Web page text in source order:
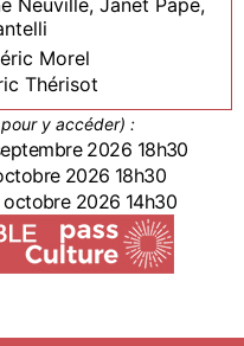
Neuville, Janet Pape,
Morel
Thérisot
y accéder) :
2026 18h30
2026 18h30
octobre 2026 14h30